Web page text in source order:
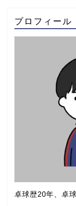
プロフィール
卓球歴20年、卓